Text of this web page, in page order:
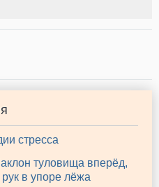
стресса
туловища вперёд,
в упоре лёжа